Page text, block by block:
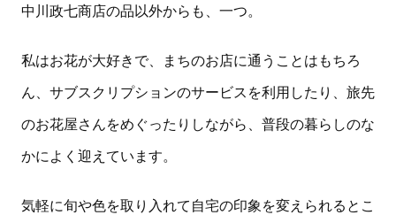
中川政七商店の品以外からも、一つ。
私はお花が大好きで、まちのお店に通うことはもちろ
ん、サブスクリプションのサービスを利用したり、旅先
のお花屋さんをめぐったりしながら、普段の暮らしのな
かによく迎えています。
気軽に旬や色を取り入れて自宅の印象を変えられるとこ